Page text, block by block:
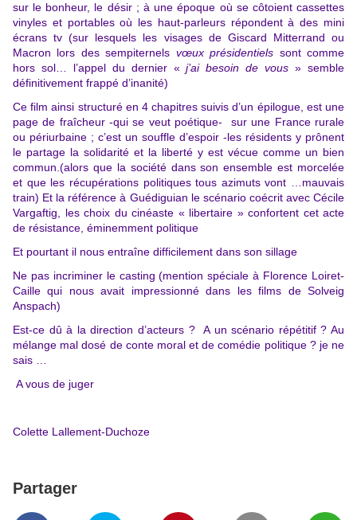
sur le bonheur, le désir ; à une époque où se côtoient cassettes
vinyles et portables où les haut-parleurs répondent à des mini
écrans tv (sur lesquels les visages de Giscard Mitterrand ou
Macron lors des sempiternels vœux présidentiels sont comme
hors sol… l’appel du dernier «j’ai besoin de vous » semble
définitivement frappé d’inanité)
Ce film ainsi structuré en 4 chapitres suivis d’un épilogue, est une
page de fraîcheur -qui se veut poétique- sur une France rurale
ou périurbaine ; c’est un souffle d’espoir -les résidents y prônent
le partage la solidarité et la liberté y est vécue comme un bien
commun.(alors que la société dans son ensemble est morcelée
et que les récupérations politiques tous azimuts vont …mauvais
train) Et la référence à Guédiguian le scénario coécrit avec Cécile
Vargaftig, les choix du cinéaste « libertaire » confortent cet acte
de résistance, éminemment politique
Et pourtant il nous entraîne difficilement dans son sillage
Ne pas incriminer le casting (mention spéciale à Florence Loiret-
Caille qui nous avait impressionné dans les films de Solveig
Anspach)
Est-ce dû à la direction d’acteurs ? A un scénario répétitif ? Au
mélange mal dosé de conte moral et de comédie politique ? je ne
sais …
A vous de juger
Colette Lallement-Duchoze
Partager